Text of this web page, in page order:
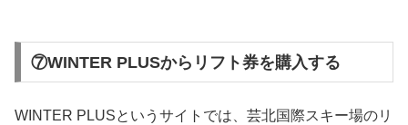
⑦WINTER PLUSからリフト券を購入する
WINTER PLUSというサイトでは、芸北国際スキー場のリ